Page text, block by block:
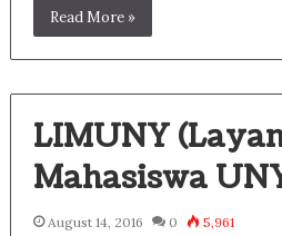
Read More »
LIMUNY
Mahasiswa
August 14, 2016 0 5,961